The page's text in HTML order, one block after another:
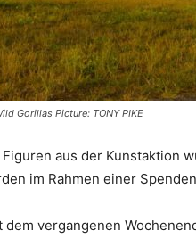
Gorillas Picture: TONY PIKE
Figuren aus der Kunstaktion
im Rahmen einer
dem vergangenen